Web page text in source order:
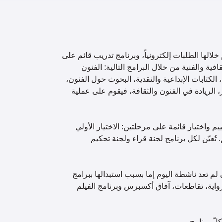
الطلبات إلكترونياً، وبرنامج تدريب قائم على
والفنية من خلال البرامج التالية: الفنون
الكتابات الإبداعية والنقدية، البحوث حول الفنون،
الريادة في الفنون والثقافة، فيقوم على عملية
عملية تقييم واختيار قائمة على مرحلتين: الاختيار الأولي
تُعيّن لكل برنامج لجنة قراء ولجنة تحكيم
تعد ناشطة اليوم إما بسبب استبدالها ببرامج
تقاطعات، آفاق أكسبرس وبرنامج الفيلم